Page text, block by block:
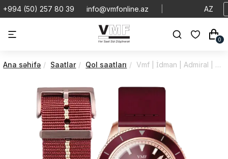
+994 (50) 257 80 39 info@vmfonline.az AZ
0
Ana səhifə Saatlar Qol saatları Vmf | İdman | Admi̇ral | V4135/4PC0/2M9/49